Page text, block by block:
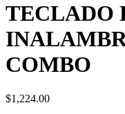
TECLADO
COMBO
$1,224.00